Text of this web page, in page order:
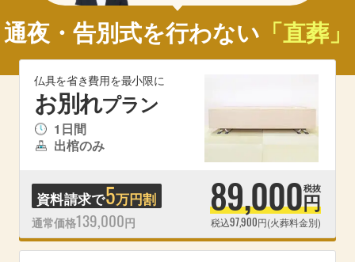
通夜・告別式を行わない 「直葬」
仏具を省き費用を最小限に
お別れプラン
1日間
出棺のみ
資料請求で5万円割
通常価格139,000円
89,000円
税抜
税込97,900円(火葬料金別)